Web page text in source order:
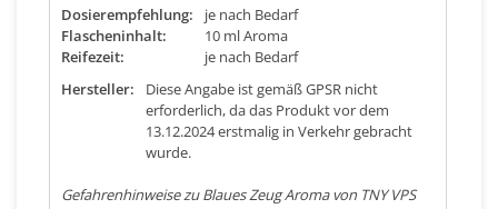
Dosierempfehlung:
je nach Bedarf
Flascheninhalt:
10 ml Aroma
Reifezeit:
je nach Bedarf
Hersteller:
Diese Angabe ist gemäß GPSR nicht
erforderlich, da das Produkt vor dem
13.12.2024 erstmalig in Verkehr gebracht
wurde.
Gefahrenhinweise zu Blaues Zeug Aroma von TNY VPS